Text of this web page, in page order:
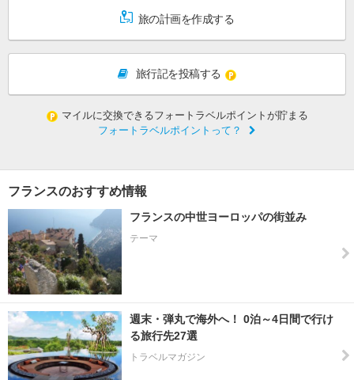
旅の計画を作成する
旅行記を投稿する
マイルに交換できるフォートラベルポイントが貯まる
フォートラベルポイントって？
フランスのおすすめ情報
フランスの中世ヨーロッパの街並み
テーマ
週末・弾丸で海外へ！ 0泊～4日間で行け
る旅行先27選
トラベルマガジン